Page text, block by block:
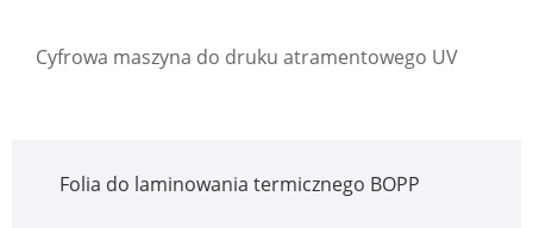
Cyfrowa maszyna do druku atramentowego UV
Folia do laminowania termicznego BOPP